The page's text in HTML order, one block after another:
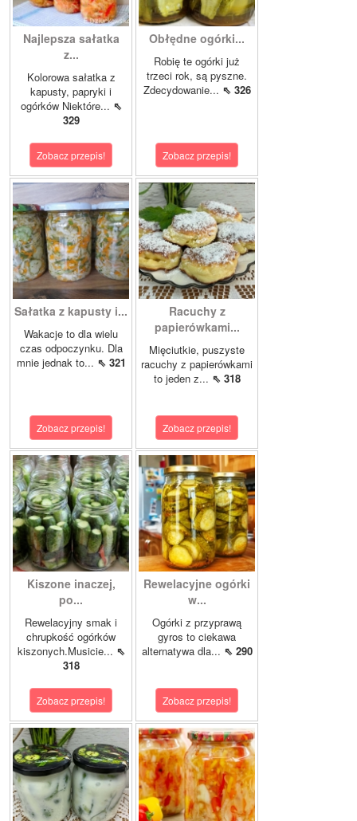
Najlepsza sałatka
z...
Kolorowa sałatka z
kapusty, papryki i
ogórków Niektóre... ⇖
329
Zobacz przepis!
Obłędne ogórki...
Robię te ogórki już
trzeci rok, są pyszne.
Zdecydowanie... ⇖ 326
Zobacz przepis!
Sałatka z kapusty i...
Wakacje to dla wielu
czas odpoczynku. Dla
mnie jednak to... ⇖ 321
Zobacz przepis!
Racuchy z
papierówkami...
Mięciutkie, puszyste
racuchy z papierówkami
to jeden z... ⇖ 318
Zobacz przepis!
Kiszone inaczej,
po...
Rewelacyjny smak i
chrupkość ogórków
kiszonych.Musicie... ⇖
318
Zobacz przepis!
Rewelacyjne ogórki
w...
Ogórki z przyprawą
gyros to ciekawa
alternatywa dla... ⇖ 290
Zobacz przepis!